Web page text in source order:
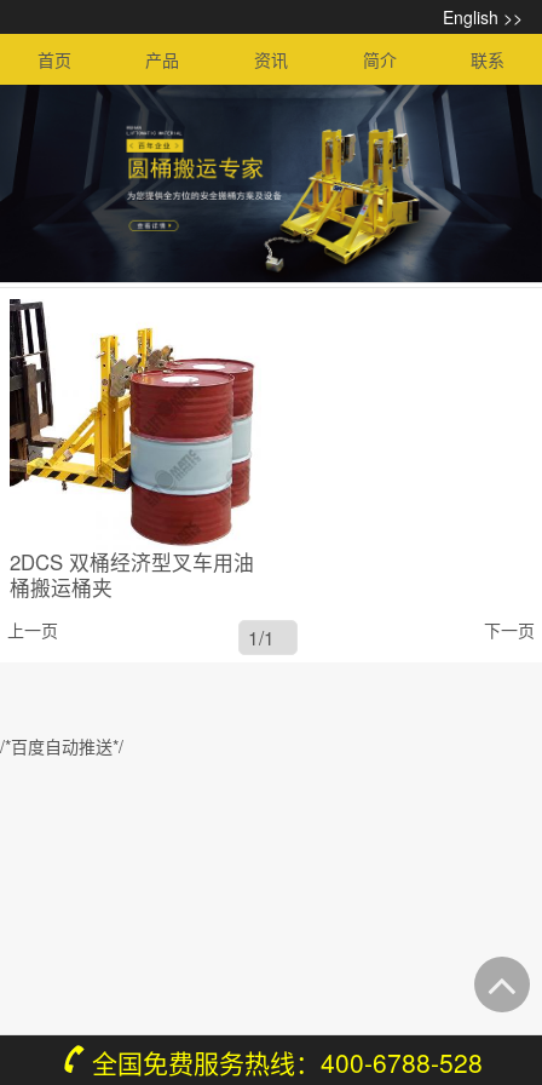
English >>
首页
产品 资讯 简介 联系
2DCS 双桶经济型叉车用油
桶搬运桶夹
上一页 下一页
全国免费服务热线：400-6788-528
/*百度自动推送*/